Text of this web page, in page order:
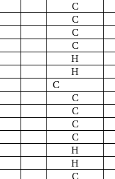
С
С
С
С
Н
Н
С
С
С
С
С
Н
Н
С